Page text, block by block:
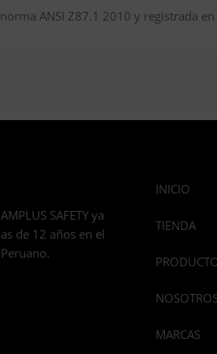
ANSI Z87.1 2010 y registrada en
SAFETY ya
de 12 años en el
INICIO
TIENDA
MARCAS